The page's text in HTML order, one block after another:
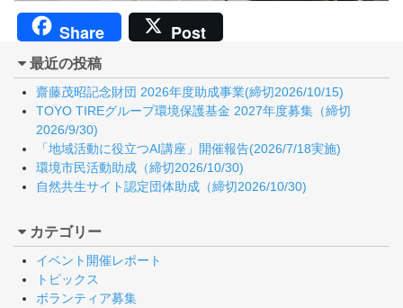
Share Post
最近の投稿
齋藤茂昭記念財団 2026年度助成事業(締切2026/10/15)
TOYO TIREグループ環境保護基金 2027年度募集（締切
2026/9/30)
「地域活動に役立つAI講座」開催報告(2026/7/18実施)
環境市民活動助成（締切2026/10/30)
自然共生サイト認定団体助成（締切2026/10/30)
カテゴリー
イベント開催レポート
トピックス
ボランティア募集